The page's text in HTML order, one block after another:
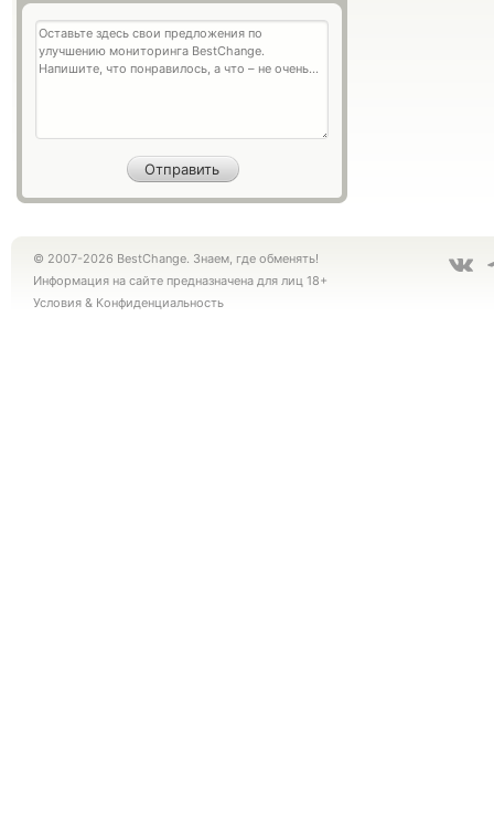
© 2007-2026 BestChange. Знаем, где обменять!
Информация на сайте предназначена для лиц 18+
Условия & Конфиденциальность